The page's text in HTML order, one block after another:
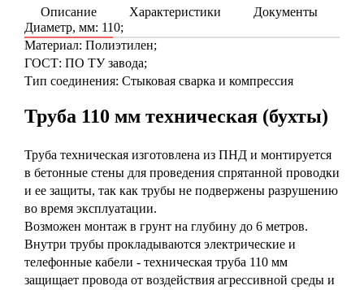
Описание Характеристики Документы
Диаметр, мм: 110;
Материал: Полиэтилен;
ГОСТ: ПО ТУ завода;
Тип соединения: Стыковая сварка и компрессия
Труба 110 мм техническая (бухты)
Труба техническая изготовлена из ПНД и монтируется
в бетонные стены для проведения спрятанной проводки
и ее защиты, так как трубы не подвержены разрушению
во время эксплуатации.
Возможен монтаж в грунт на глубину до 6 метров.
Внутри трубы прокладываются электрические и
телефонные кабели - техническая труба 110 мм
защищает провода от воздействия агрессивной среды и